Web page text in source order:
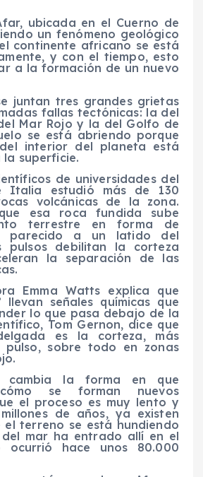
ubicada en el Cuerno de
un fenómeno geológico
continente africano se está
y con el tiempo, esto
a la formación de un nuevo
juntan tres grandes grietas
fallas tectónicas: la del
Mar Rojo y la del Golfo de
se está abriendo porque
interior del planeta está
la superficie.
de universidades del
Italia estudió más de 130
volcánicas de la zona.
esa roca fundida sube
terrestre en forma de
parecido a un latido del
pulsos debilitan la corteza
la separación de las
Emma Watts explica que
llevan señales químicas que
lo que pasa debajo de la
Tom Gernon, dice que
es la corteza, más
sobre todo en zonas
cambia la forma en que
cómo se forman nuevos
el proceso es muy lento y
de años, ya existen
el terreno se está hundiendo
mar ha entrado allí en el
ocurrió hace unos 80.000